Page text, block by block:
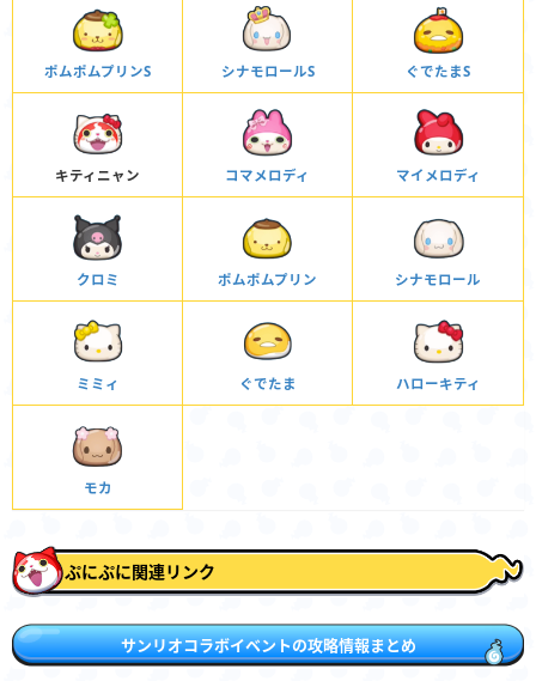
ポムポムプリンS シナモロールS ぐでたまS
キティニャン コマメロディ マイメロディ
クロミ ポムポムプリン シナモロール
ミミィ ぐでたま ハローキティ
モカ
ぷにぷに関連リンク
サンリオコラボイベントの攻略情報まとめ